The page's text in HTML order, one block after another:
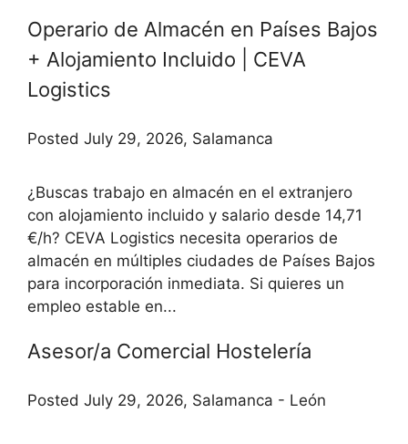
Operario de Almacén en Países Bajos
+ Alojamiento Incluido | CEVA
Logistics
Posted July 29, 2026, Salamanca
¿Buscas trabajo en almacén en el extranjero
con alojamiento incluido y salario desde 14,71
€/h? CEVA Logistics necesita operarios de
almacén en múltiples ciudades de Países Bajos
para incorporación inmediata. Si quieres un
empleo estable en...
Asesor/a Comercial Hostelería
Posted July 29, 2026, Salamanca - León